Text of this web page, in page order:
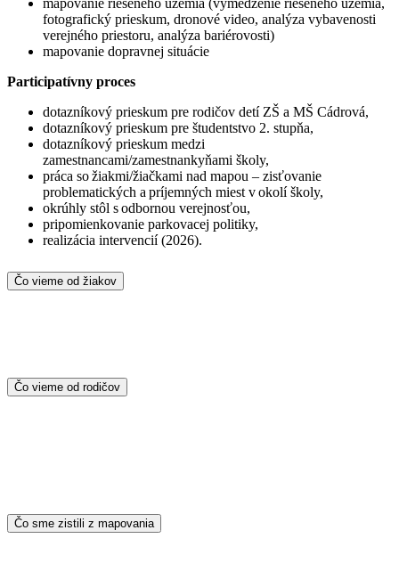
mapovanie riešeného územia (vymedzenie riešeného územia,
fotografický prieskum, dronové video, analýza vybavenosti
verejného priestoru, analýza bariérovosti)
mapovanie dopravnej situácie
Participatívny proces
dotazníkový prieskum pre rodičov detí ZŠ a MŠ Cádrová,
dotazníkový prieskum pre študentstvo 2. stupňa,
dotazníkový prieskum medzi
zamestnancami/zamestnankyňami školy,
práca so žiakmi/žiačkami nad mapou – zisťovanie
problematických a príjemných miest v okolí školy,
okrúhly stôl s odbornou verejnosťou,
pripomienkovanie parkovacej politiky,
realizácia intervencií (2026).
Čo vieme od žiakov
Čo vieme od rodičov
Čo sme zistili z mapovania